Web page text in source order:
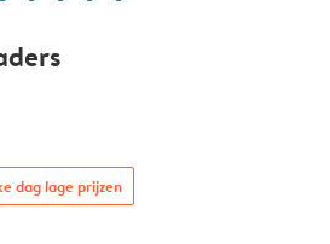
dag lage prijzen